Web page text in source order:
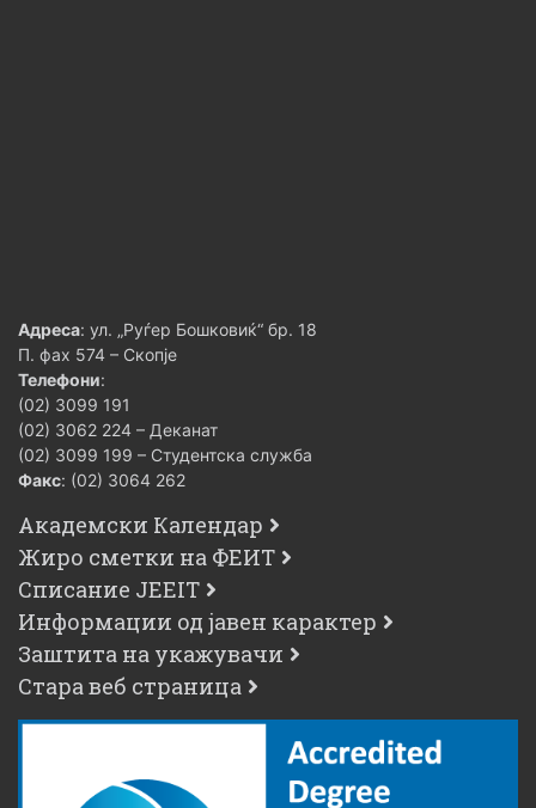
Адреса: ул. „Руѓер Бошковиќ“ бр. 18
П. фах 574 – Скопје
Телефони:
(02) 3099 191
(02) 3062 224 – Деканат
(02) 3099 199 – Студентска служба
Факс: (02) 3064 262
Академски Календар
Жиро сметки на ФЕИТ
Списание JEEIT
Информации од јавен карактер
Заштита на укажувачи
Стара веб страница